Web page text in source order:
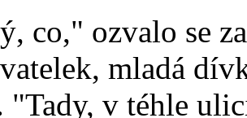
co," ozvalo se
mladá
"Tady, v téhle